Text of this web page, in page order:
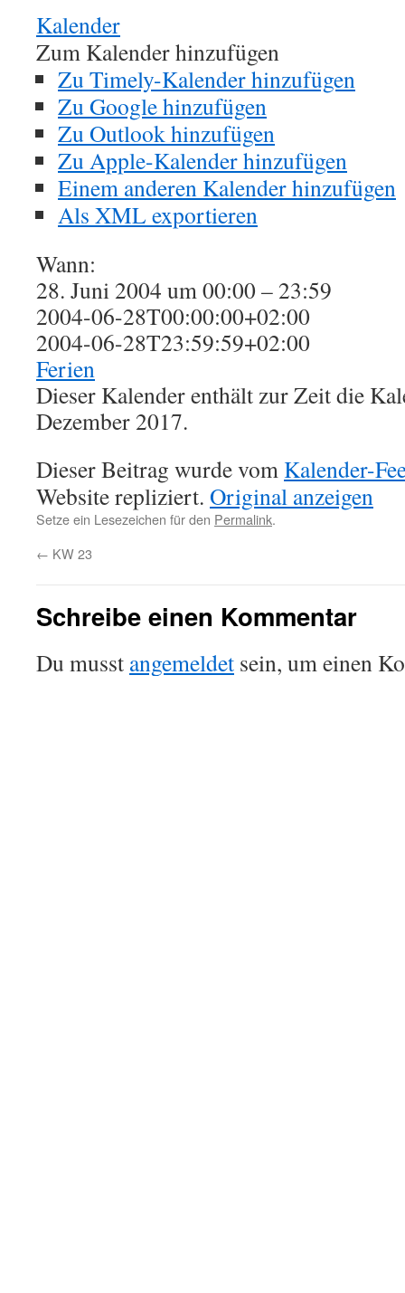
Kalender
Zum Kalender hinzufügen
Zu Timely-Kalender hinzufügen
Zu Google hinzufügen
Zu Outlook hinzufügen
Zu Apple-Kalender hinzufügen
Einem anderen Kalender hinzufügen
Als XML exportieren
Wann:
28. Juni 2004 um 00:00 – 23:59
2004-06-28T00:00:00+02:00
2004-06-28T23:59:59+02:00
Ferien
Dieser Kalender enthält zur Zeit die
Dezember 2017.
Dieser Beitrag wurde vom Kalender-
Website repliziert. Original anzeigen
Setze ein Lesezeichen für den Permalink.
← KW 23
Schreibe einen Kommentar
Du musst angemeldet sein, um einen